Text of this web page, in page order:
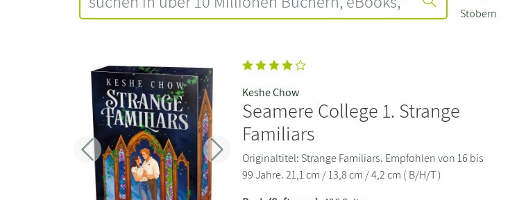
Stöbern
Zurück Weiter
Keshe Chow
Seamere College 1. Strange
Familiars
Originaltitel: Strange Familiars. Empfohlen von 16 bis
99 Jahre. 21,1 cm / 13,8 cm / 4,2 cm ( B/H/T )